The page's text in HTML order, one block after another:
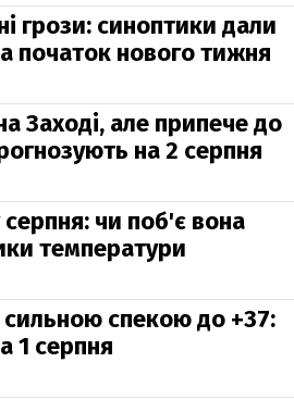
грози: синоптики дали
початок нового тижня
Заході, але припече до
на 2 серпня
чи поб'є вона
температури
сильною спекою до +37:
1 серпня